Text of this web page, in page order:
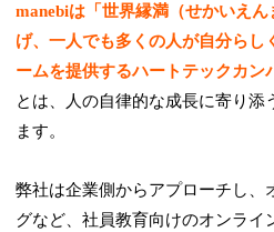
manebiは「世界縁満（せかいえ
げ、一人でも多くの人が自分らし
ームを提供するハートテックカン
とは、人の自律的な成長に寄り添
ます。
弊社は企業側からアプローチし、
グなど、社員教育向けのオンライ